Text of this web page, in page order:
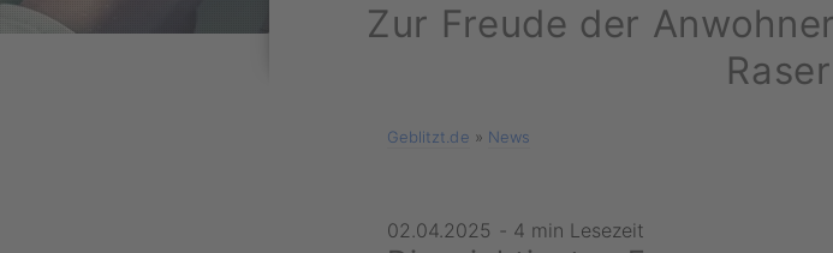
Zur Freude der
Geblitzt.de » News
02.04.2025 - 4 min Lesezeit